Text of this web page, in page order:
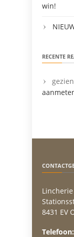
win!
RECENTE
8431 EV
Telefoon: